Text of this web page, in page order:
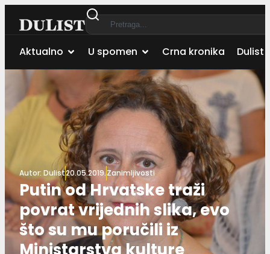
Aktualno U spomen Crna kronika Dulist
Autor: Dulist20.05.2019.Zanimljivosti
Putin od Hrvatske traži
povrat vrijednih slika, evo
što su mu poručili iz